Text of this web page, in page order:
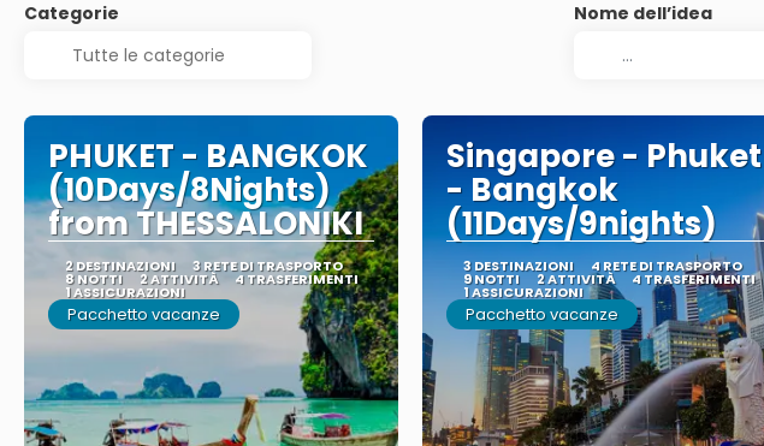
Categorie Nome dell’idea
PHUKET - BANGKOK
(10Days/8Nights)
from THESSALONIKI
2 DESTINAZIONI 3 RETE DI TRASPORTO
8 NOTTI 2 ATTIVITÀ 4 TRASFERIMENTI
1 ASSICURAZIONI
Pacchetto vacanze
Singapore - Phuket
- Bangkok
(11Days/9nights)
3 DESTINAZIONI 4 RETE DI TRASPORTO
9 NOTTI 2 ATTIVITÀ 4 TRASFERIMENTI
1 ASSICURAZIONI
Pacchetto vacanze